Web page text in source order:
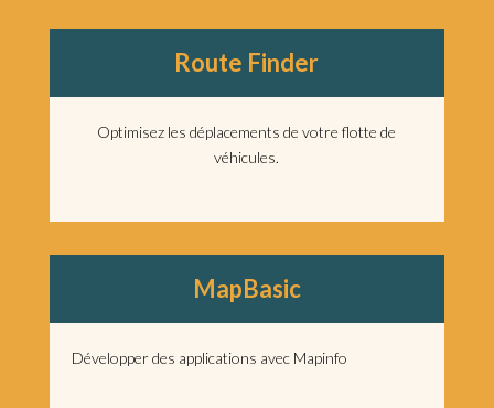
Route Finder
Optimisez les déplacements de votre flotte de
véhicules.
MapBasic
Développer des applications avec Mapinfo